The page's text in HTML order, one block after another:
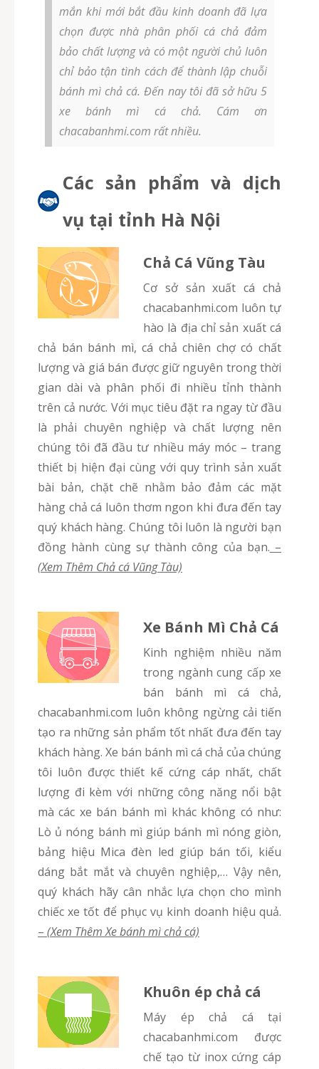
mắn khi mới bắt đầu kinh doanh đã lựa
chọn được nhà phân phối cá chả đảm
bảo chất lượng và có một người chủ luôn
chỉ bảo tận tình cách để thành lập chuỗi
bánh mì chả cá. Đến nay tôi đã sở hữu 5
xe bánh mì cá chả. Cám ơn
chacabanhmi.com rất nhiều.
Các sản phẩm và dịch
vụ tại tỉnh Hà Nội
Chả Cá Vũng Tàu
Cơ sở sản xuất cá chả
chacabanhmi.com luôn tự
hào là địa chỉ sản xuất cá
chả bán bánh mì, cá chả chiên chợ có chất
lượng và giá bán được giữ nguyên trong thời
gian dài và phân phối đi nhiều tỉnh thành
trên cả nước. Với mục tiêu đặt ra ngay từ đầu
là phải chuyên nghiệp và chất lượng nên
chúng tôi đã đầu tư nhiều máy móc – trang
thiết bị hiện đại cùng với quy trình sản xuất
bài bản, chặt chẽ nhằm bảo đảm các mặt
hàng chả cá luôn thơm ngon khi đưa đến tay
quý khách hàng. Chúng tôi luôn là người bạn
đồng hành cùng sự thành công của bạn. –
(Xem Thêm Chả cá Vũng Tàu)
Xe Bánh Mì Chả Cá
Kinh nghiệm nhiều năm
trong ngành cung cấp xe
bán bánh mì cá chả,
chacabanhmi.com luôn không ngừng cải tiến
tạo ra những sản phẩm tốt nhất đưa đến tay
khách hàng. Xe bán bánh mì cá chả của chúng
tôi luôn được thiết kế cứng cáp nhất, chất
lượng đi kèm với những công năng nổi bật
mà các xe bán bánh mì khác không có như:
Lò ủ nóng bánh mì giúp bánh mì nóng giòn,
bảng hiệu Mica đèn led giúp bán tối, kiểu
dáng bắt mắt và chuyên nghiệp,… Vậy nên,
quý khách hãy cân nhắc lựa chọn cho mình
chiếc xe tốt để phục vụ kinh doanh hiệu quả.
– (Xem Thêm Xe bánh mì chả cá)
Khuôn ép chả cá
Máy ép chả cá tại
chacabanhmi.com được
chế tạo từ inox cứng cáp